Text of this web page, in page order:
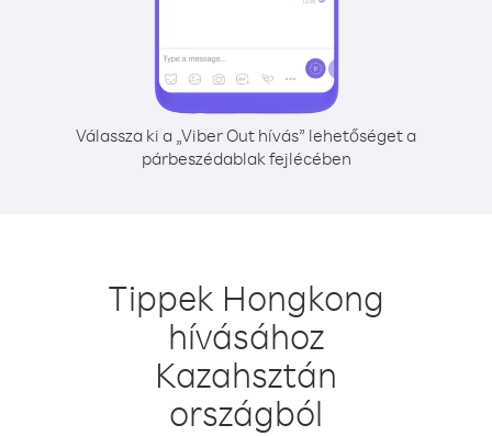
Válassza ki a „Viber Out hívás” lehetőséget a
párbeszédablak fejlécében
Tippek Hongkong
hívásához
Kazahsztán
országból